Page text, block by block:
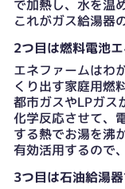
で加熱し、水を温
これがガス給湯器
2つ目は燃料電池エ
エネファームはわ
くり出す家庭用燃
都市ガスやLPガス
化学反応させて、
する熱でお湯を沸
有効活用するので
3つ目は石油給湯器